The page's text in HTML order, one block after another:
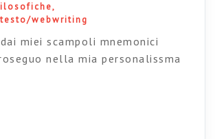
webwriting
miei scampoli mnemonici
nella mia personalissma
domande: il web è un